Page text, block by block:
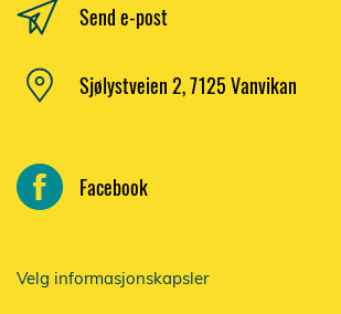
Send e-post
Sjølystveien 2, 7125 Vanvikan
Facebook
Velg informasjonskapsler